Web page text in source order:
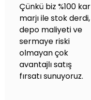
Çünkü biz %100 kar
marjı ile stok derdi,
depo maliyeti ve
sermaye riski
olmayan çok
avantajlı satış
fırsatı sunuyoruz.